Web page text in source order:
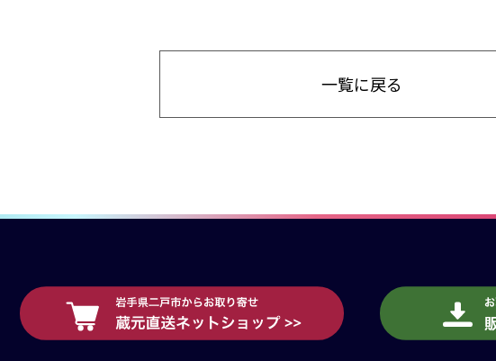
一覧に戻る